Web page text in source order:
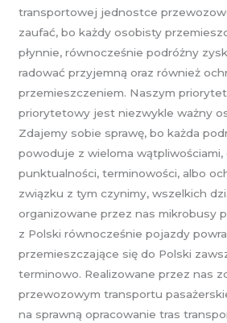
transportowej jednostce
zaufać, bo każdy osobisty
płynnie, równocześnie podróżny
radować przyjemną oraz również
przemieszczeniem. Naszym
priorytetowy jest niezwykle ważny
Zdajemy sobie sprawę, bo każda
powoduje z wieloma
punktualności, terminowości, albo
związku z tym czynimy, wszelkich
organizowane przez nas mikrobusy
z Polski równocześnie pojazdy
przemieszczające się do Polski
terminowo. Realizowane przez nas
przewozowym transportu
na sprawną opracowanie tras